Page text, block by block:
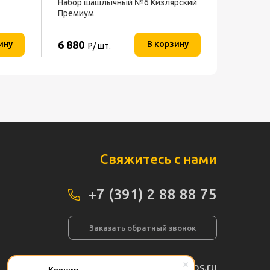
Набор шашлычный №6 Кизлярский
Премиум
6 880 Р/ шт. В корзину
Свяжитесь с нами
+7 (391) 2 88 88 75
Заказать обратный звонок
info@pogos.ru